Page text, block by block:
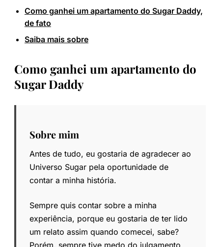
Como ganhei um apartamento do Sugar Daddy,
de fato
Saiba mais sobre
Como ganhei um apartamento do
Sugar Daddy
Sobre mim
Antes de tudo, eu gostaria de agradecer ao
Universo Sugar pela oportunidade de
contar a minha história.
Sempre quis contar sobre a minha
experiência, porque eu gostaria de ter lido
um relato assim quando comecei, sabe?
Porém, sempre tive medo do julgamento